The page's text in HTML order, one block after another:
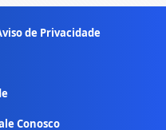
de Privacidade
Conosco